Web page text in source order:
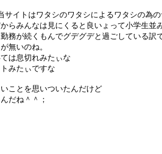
サイトはワタシのワタシによるワタシの為
らみんなは見にくると良いょって小学生並
務が続くもんでグデグデと過ごしている訳
無いのね。
は息切れみたぃな
みたぃですな
ことを思いついたんだけど
だね＾＾；